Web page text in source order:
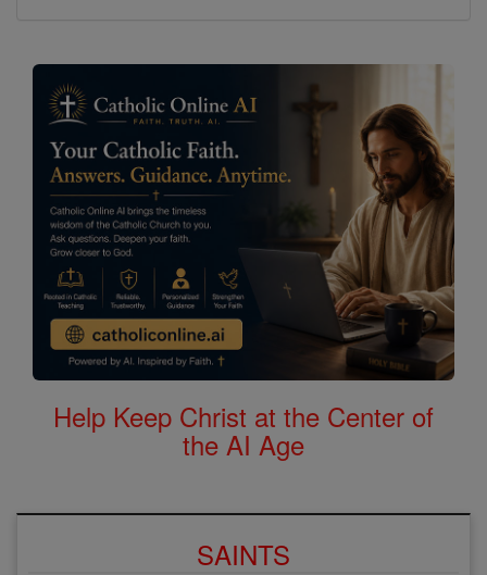
Help Keep Christ at the Center of
the AI Age
SAINTS